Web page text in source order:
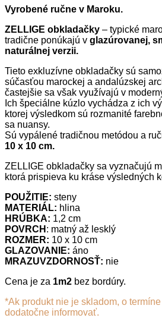
Vyrobené ručne v Maroku.
ZELLIGE obkladačky – typické
tradične ponúkajú v glazúrovanej,
naturálnej verzii.
Tieto exkluzívne obkladačky sú
súčasťou marockej a andalúzskej
častejšie sa však využívajú v
Ich špeciálne kúzlo vychádza z ich
ktorej výsledkom sú rozmanité
sa nuansy.
Sú vypálené tradičnou metódou a
10 x 10 cm.
ZELLIGE obkladačky sa vyznačujú
ktorá prispieva ku kráse výsledných
POUŽITIE: steny
MATERIÁL: hlina
HRÚBKA: 1,2 cm
POVRCH : matný až lesklý
ROZMER: 10 x 10 cm
GLAZOVANIE: áno
MRAZUVZDORNOSŤ: nie
Cena je za 1m2 bez bordúry.
*Ak produkt nie je skladom, o
dodatočne informovať.